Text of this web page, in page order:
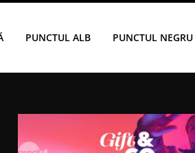
PUNCTUL ALB PUNCTUL NEGRU